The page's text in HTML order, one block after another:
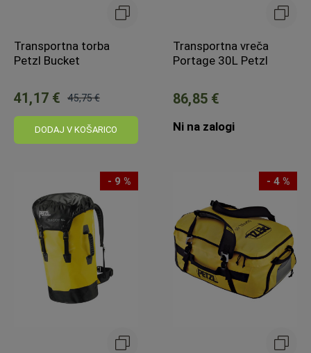
Transportna torba
Petzl Bucket
41,17 €
cena:
45,75 €
DODAJ V KOŠARICO
Transportna vreča
Portage 30L Petzl
86,85 €
Ni na zalogi
- 9 % - 4 %